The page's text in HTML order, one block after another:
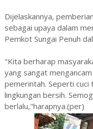
Dijelaskannya,
sebagai upaya dalam
Pemkot Sungai Penuh
"Kita berharap
yang sangat
pemerintah. Seperti cuci
lingkungan bersih.
berlalu,"harapnya.(per)